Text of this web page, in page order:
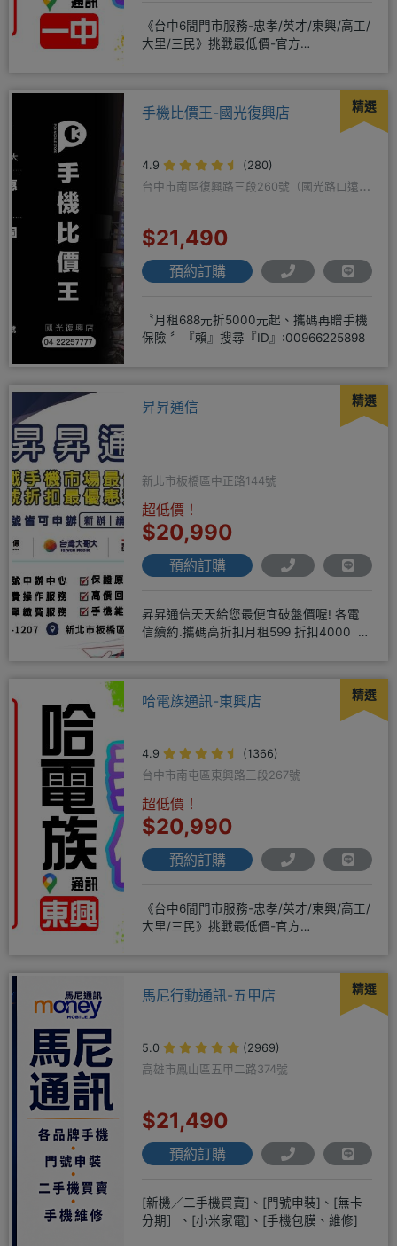
《台中6間門市服務-忠孝/英才/東興/高工/
大里/三民》挑戰最低價-官方
精選
手機比價王-國光復興店
4.9
(280)
台中市南區復興路三段260號（國光路口遠傳
$21,490
預約訂購
〝月租688元折5000元起、攜碼再贈手機
保險 〞『賴』搜尋『ID』:00966225898
精選
昇昇通信
新北市板橋區中正路144號
超低價！
$20,990
預約訂購
昇昇通信天天給您最便宜破盤價喔! 各電
信續約.攜碼高折扣月租599 折扣4000 月
精選
哈電族通訊-東興店
4.9
(1366)
台中市南屯區東興路三段267號
超低價！
$20,990
預約訂購
《台中6間門市服務-忠孝/英才/東興/高工/
大里/三民》挑戰最低價-官方
精選
馬尼行動通訊-五甲店
5.0
(2969)
高雄市鳳山區五甲二路374號
$21,490
預約訂購
[新機／二手機買賣]、[門號申裝]、[無卡
分期］、[小米家電]、[手機包膜、維修]